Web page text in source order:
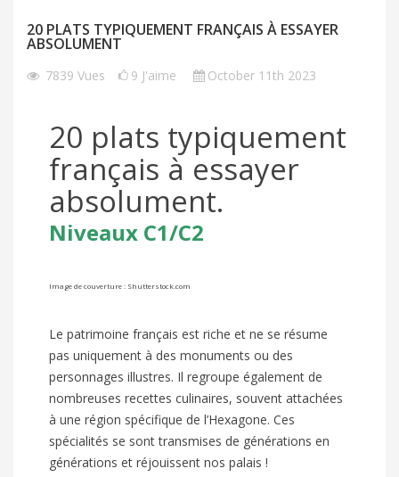
20 PLATS TYPIQUEMENT FRANÇAIS À ESSAYER
ABSOLUMENT
7839 Vues 9 J'aime October 11th 2023
20 plats typiquement
français à essayer
absolument.
Niveaux C1/C2
Image de couverture : Shutterstock.com
Le patrimoine français est riche et ne se résume
pas uniquement à des monuments ou des
personnages illustres. Il regroupe également de
nombreuses recettes culinaires, souvent attachées
à une région spécifique de l’Hexagone. Ces
spécialités se sont transmises de générations en
générations et réjouissent nos palais !